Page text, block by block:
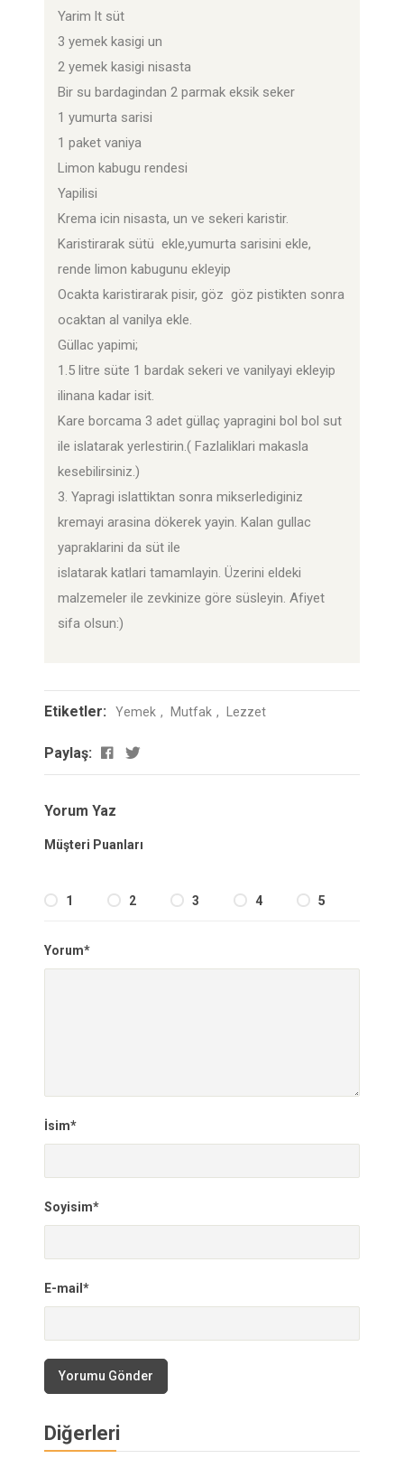
Yarim lt süt
3 yemek kasigi un
2 yemek kasigi nisasta
Bir su bardagindan 2 parmak eksik seker
1 yumurta sarisi
1 paket vaniya
Limon kabugu rendesi
Yapilisi
Krema icin nisasta, un ve sekeri karistir.
Karistirarak sütü ekle,yumurta sarisini ekle,
rende limon kabugunu ekleyip
Ocakta karistirarak pisir, göz göz pistikten sonra
ocaktan al vanilya ekle.
Güllac yapimi;
1.5 litre süte 1 bardak sekeri ve vanilyayi ekleyip
ilinana kadar isit.
Kare borcama 3 adet güllaç yapragini bol bol sut
ile islatarak yerlestirin.( Fazlaliklari makasla
kesebilirsiniz.)
3. Yapragi islattiktan sonra mikserlediginiz
kremayi arasina dökerek yayin. Kalan gullac
yapraklarini da süt ile
islatarak katlari tamamlayin. Üzerini eldeki
malzemeler ile zevkinize göre süsleyin. Afiyet
sifa olsun:)
Etiketler: Yemek Mutfak Lezzet
Paylaş:
Yorum Yaz
Müşteri Puanları
1 2 3 4 5
Yorum*
İsim*
Soyisim*
E-mail*
Yorumu Gönder
Diğerleri